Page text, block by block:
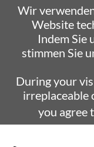
Wir
Website
Indem Sie
stimmen Sie
During your
irreplaceable
you agree